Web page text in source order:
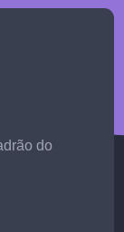
do